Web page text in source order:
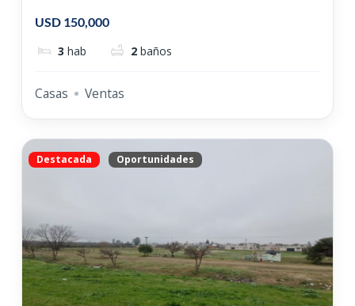
USD 150,000
3 hab 2 baños
Casas Ventas
Destacada Oportunidades